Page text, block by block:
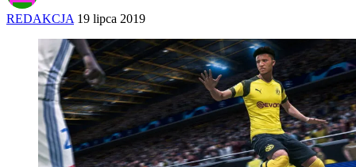
REDAKCJA 19 lipca 2019